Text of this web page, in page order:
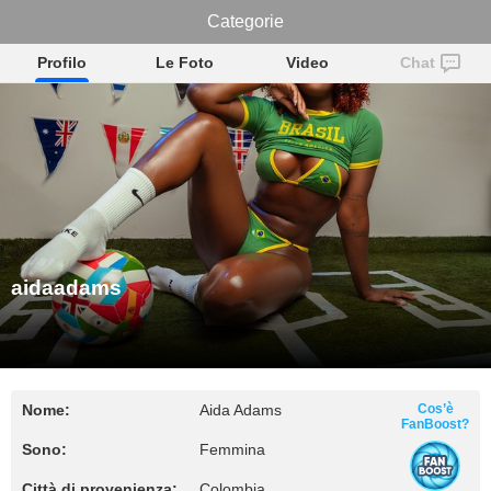
aidaadams
Profilo Le Foto Video Chat
aidaadams
Nome: Aida Adams
Sono: Femmina
Cos’è
FanBoost?
Categorie